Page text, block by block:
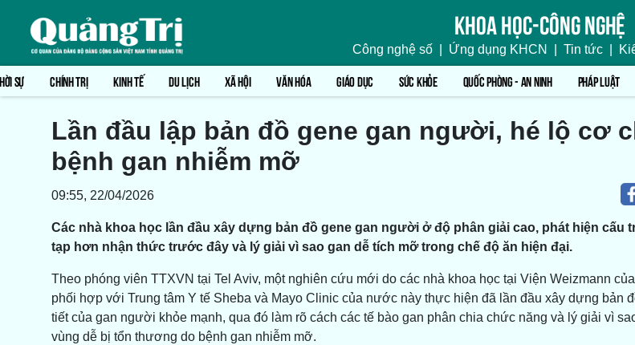
Khoa học-Công nghệ
Công nghệ số Ứng dụng KHCN Tin tức
SỰ CHÍNH TRỊ KINH TẾ DU LỊCH XÃ HỘI VĂN HÓA GIÁO DỤC SỨC KHỎE QUỐC PHÒNG - AN NINH PHÁP LUẬT
Lần đầu lập bản đồ gene gan người, hé lộ cơ
bệnh gan nhiễm mỡ
09:55, 22/04/2026
Các nhà khoa học lần đầu xây dựng bản đồ gene gan người ở độ phân giải cao, phát hiện cấu
tạp hơn nhận thức trước đây và lý giải vì sao gan dễ tích mỡ trong chế độ ăn hiện đại.
Theo phóng viên TTXVN tại Tel Aviv, một nghiên cứu mới do các nhà khoa học tại Viện Weizmann của
phối hợp với Trung tâm Y tế Sheba và Mayo Clinic của nước này thực hiện đã lần đầu xây dựng bản
tiết của gan người khỏe mạnh, qua đó làm rõ cách các tế bào gan phân chia chức năng và lý giải vì
vùng dễ bị tổn thương do bệnh gan nhiễm mỡ.